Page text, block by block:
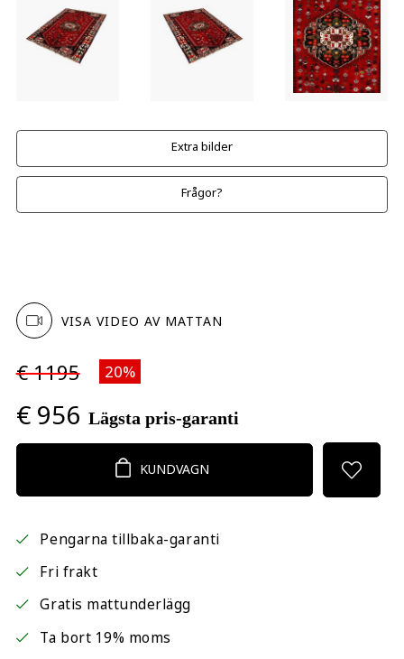
Extra bilder
Frågor?
VISA VIDEO AV MATTAN
€ 1195 20%
€ 956 Lägsta pris-garanti
KUNDVAGN
Pengarna tillbaka-garanti
Fri frakt
Gratis mattunderlägg
Ta bort 19% moms